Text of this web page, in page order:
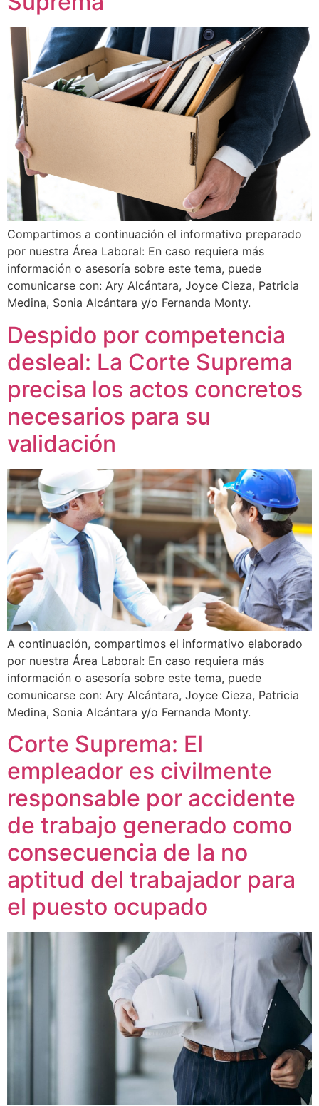
Compartimos a continuación el informativo preparado
por nuestra Área Laboral: En caso requiera más
información o asesoría sobre este tema, puede
comunicarse con: Ary Alcántara, Joyce Cieza, Patricia
Medina, Sonia Alcántara y/o Fernanda Monty.
Despido por competencia
desleal: La Corte Suprema
precisa los actos concretos
necesarios para su
validación
A continuación, compartimos el informativo elaborado
por nuestra Área Laboral: En caso requiera más
información o asesoría sobre este tema, puede
comunicarse con: Ary Alcántara, Joyce Cieza, Patricia
Medina, Sonia Alcántara y/o Fernanda Monty.
Corte Suprema: El
empleador es civilmente
responsable por accidente
de trabajo generado como
consecuencia de la no
aptitud del trabajador para
el puesto ocupado